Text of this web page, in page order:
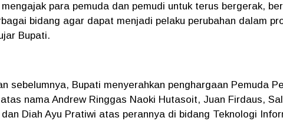
para pemuda dan pemudi untuk terus bergerak,
bidang agar dapat menjadi pelaku perubahan dalam
Bupati.
sebelumnya, Bupati menyerahkan penghargaan Pemuda
nama Andrew Ringgas Naoki Hutasoit, Juan Firdaus,
Diah Ayu Pratiwi atas perannya di bidang Teknologi